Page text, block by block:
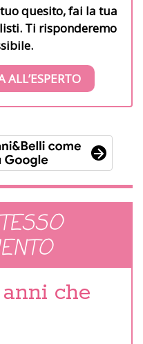
quesito, fai la tua
Ti risponderemo
che